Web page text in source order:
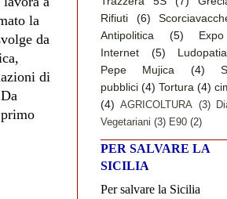
la
da
di
Rifiuti
(6)
Antipolitica
(5) Expo
Internet
(5) Ludopatia
Pepe Mujica
(4)
pubblici (4) Tortura (4)
(4) AGRICOLTURA (3)
Vegetariani (3) E90 (2)
PER SALVARE LA
SICILIA
Per salvare la Sicilia